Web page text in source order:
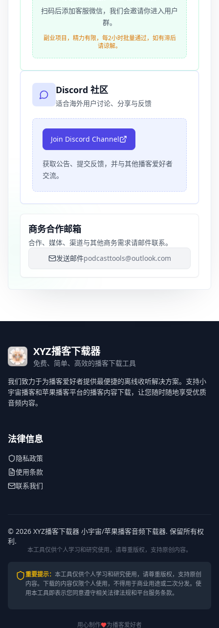
扫码后添加客服微信，我们会邀请你进入用户
群。
副业项目，精力有限，每2小时批量通过，如有滞后
请谅解。
Discord 社区
适合海外用户讨论、分享与反馈
Join Discord Channel
获取公告、提交反馈，并与其他播客爱好者
交流。
商务合作邮箱
合作、媒体、渠道与其他商务需求请邮件联系。
发送邮件podcasttools@outlook.com
XYZ播客下载器
免费、简单、高效的播客下载工具
我们致力于为播客爱好者提供最便捷的离线收听解决方案。支持小
宇宙播客和苹果播客平台的播客内容下载，让您随时随地享受优质
音频内容。
法律信息
隐私政策
使用条款
联系我们
© 2026 XYZ播客下载器 小宇宙/苹果播客音频下载器. 保留所有权
利.
本工具仅供个人学习和研究使用，请尊重版权，支持原创内容。
重要提示： 本工具仅供个人学习和研究使用，请尊重版权，支持原创
内容。 下载的内容仅限个人使用，不得用于商业用途或二次分发。使
用本工具即表示您同意遵守相关法律法规和平台服务条款。
用心制作 为播客爱好者